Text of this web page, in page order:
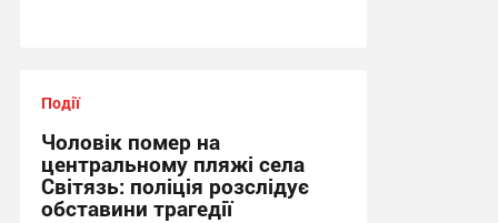
Події
Чоловік помер на
центральному пляжі села
Світязь: поліція розслідує
обставини трагедії